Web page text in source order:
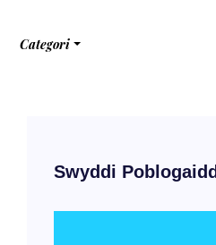
Categori
Swyddi Poblogaidd